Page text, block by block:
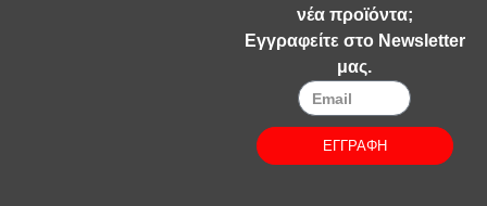
νέα προϊόντα;
Εγγραφείτε στο Newsletter
μας.
ΕΓΓΡΑΦΗ